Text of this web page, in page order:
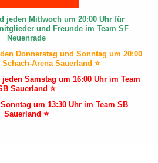
jeden Mittwoch um 20:00 Uhr für
und Freunde im Team SF
Neuenrade
Donnerstag und Sonntag um 20:00
Arena Sauerland ⭐
Samstag um 16:00 Uhr im Team
Sauerland ⭐
um 13:30 Uhr im Team SB
Sauerland ⭐